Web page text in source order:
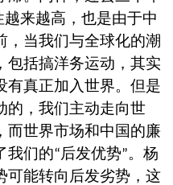
来越高，也是由于中
，当我们与全球化的潮
包括搞洋务运动，其实
有真正加入世界。但是
的，我们主动走向世
而世界市场和中国的廉
我们的“后发优势”。杨
可能转向后发劣势，这